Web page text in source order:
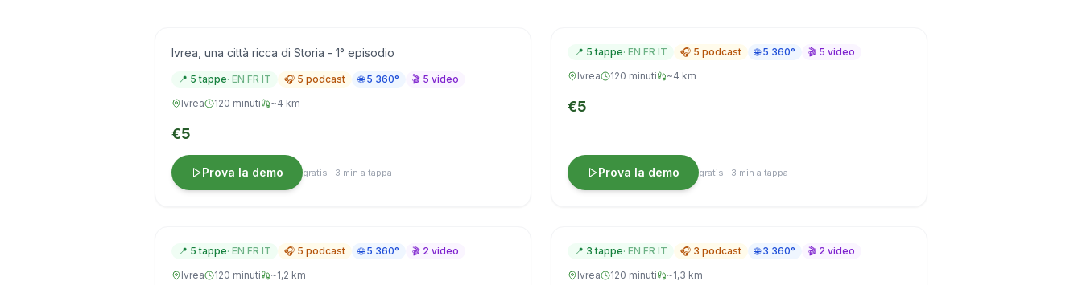
Audio IT · EN · FR
Ivrea, una città ricca di Storia - 1° episodio
📍 5 tappe· EN FR IT 🎧 5 podcast 🌐5 360° 🎬 5 video
Ivrea
120 minuti ~4 km
€5
Prova la demo gratis · 3 min a tappa
Audio IT · EN · FR
📍 5 tappe· EN FR IT 🎧 5 podcast 🌐5 360° 🎬 5 video
Ivrea
120 minuti ~4 km
€5
Prova la demo gratis · 3 min a tappa
Audio IT · EN · FR
Il borgo medievale: vie, mestieri, mercato (e
📍 5 tappe· EN FR IT 🎧 5 podcast 🌐5 360° 🎬 2 video
Ivrea
120 minuti ~1,2 km
Audio IT · EN · FR
📍 3 tappe· EN FR IT 🎧 3 podcast 🌐3 360° 🎬 2 video
Ivrea
120 minuti ~1,3 km